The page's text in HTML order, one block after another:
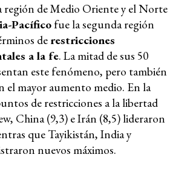
región de Medio Oriente y el Norte
Pacíficofue la segunda región
de restricciones
a la fe. La mitad de sus 50
este fenómeno, pero también
el mayor aumento medio. En la
de restricciones a la libertad
China (9,3) e Irán (8,5) lideraron
que Tayikistán, India y
nuevos máximos.